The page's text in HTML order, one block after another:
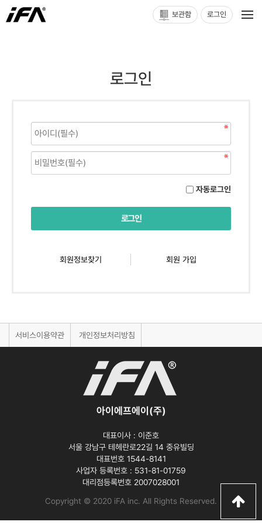
보관함 로그인
로그인
자동로그인
회원정보찾기 회원 가입
서비스이용약관 개인정보처리방침
아이에프에이(주)
대표이사 : 이준호
서울 강남구 테헤란로22길 14 중유빌딩
대표번호 1544-8141
사업자 등록번호 : 531-81-01759
대리점등록번호 2007028001
Copyright © 2020 iFA inc. All Rights Reserved.